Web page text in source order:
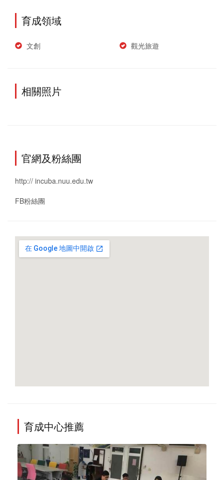
育成領域
文創 觀光旅遊
相關照片
官網及粉絲團
http:// incuba.nuu.edu.tw
FB粉絲團
育成中心推薦